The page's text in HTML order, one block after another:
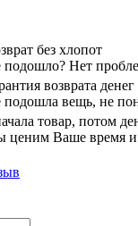
без хлопот
Нет
возврата денег
вещь, не
товар, потом
Ваше время и